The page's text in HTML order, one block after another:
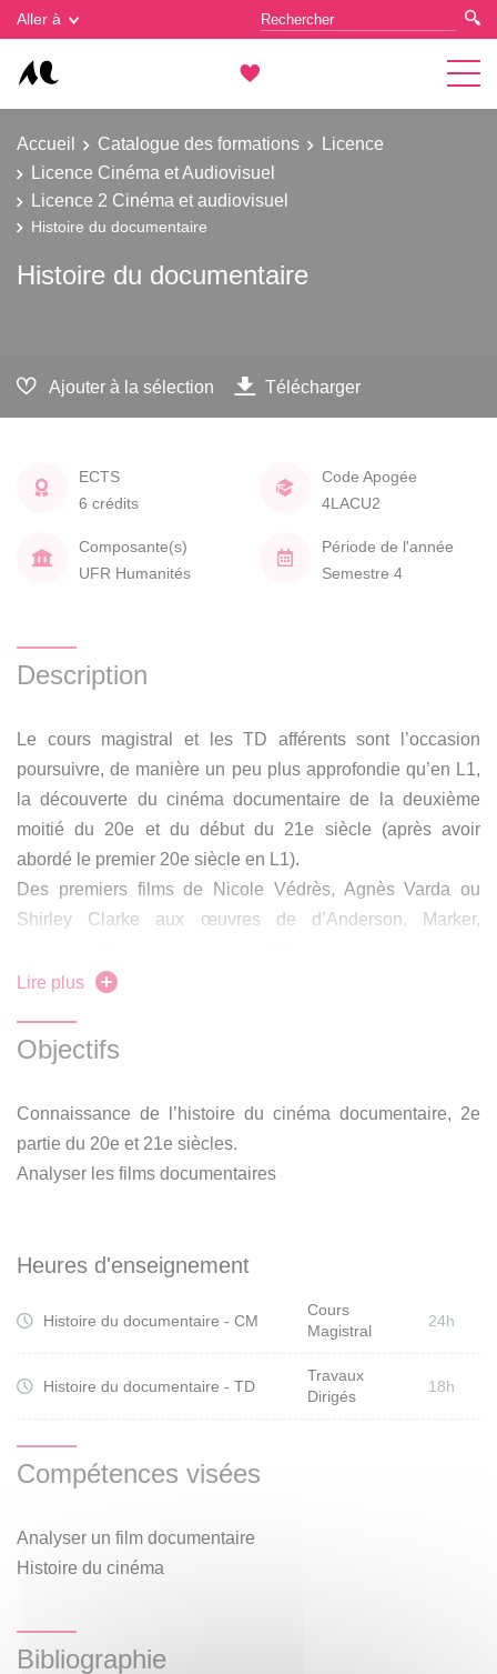
Aller à
Accueil Catalogue des formations
Licence
Licence Cinéma et Audiovisuel
Licence 2 Cinéma et audiovisuel
Histoire du documentaire
Histoire du documentaire
Ajouter à la sélection Télécharger
ECTS
6 crédits
Code Apogée
4LACU2
Composante(s)
UFR Humanités
Période de l'année
Semestre 4
Description
Le cours magistral et les TD afférents sont l’occasion
poursuivre, de manière un peu plus approfondie qu’en L1,
la découverte du cinéma documentaire de la deuxième
moitié du 20e et du début du 21e siècle (après avoir
abordé le premier 20e siècle en L1).
Des premiers films de Nicole Védrès, Agnès Varda ou
Shirley Clarke aux œuvres de d’Anderson, Marker,
enseignement permettra de comprendre pourquoi la
depuis près de 10 ans, par exemple en France, et que la
part des films documentaires sur grand écran de cinéma ne
travaux d’histoire et d’analyse relatifs à des films vus en
cours.
Lire plus
Objectifs
Connaissance de l’histoire du cinéma documentaire, 2e
partie du 20e et 21e siècles.
Analyser les films documentaires
Heures d'enseignement
Histoire du documentaire - CM
Cours
Magistral
24h
Histoire du documentaire - TD
Travaux
Dirigés
18h
Compétences visées
Analyser un film documentaire
Histoire du cinéma
Bibliographie
Gestion des cookies